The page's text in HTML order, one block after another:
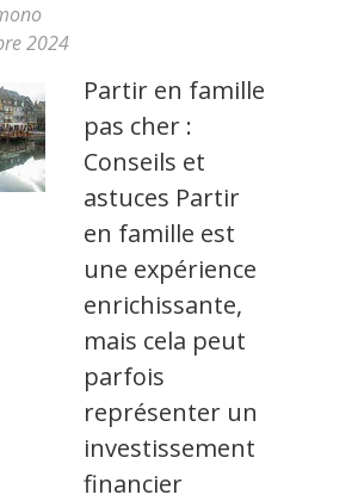
2024
Partir en famille
pas cher :
Conseils et
astuces Partir
en famille est
une expérience
enrichissante,
mais cela peut
parfois
représenter un
investissement
financier